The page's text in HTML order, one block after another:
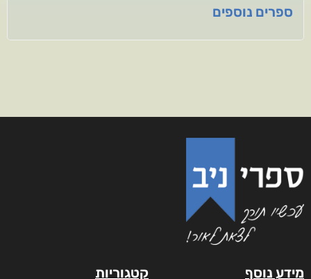
ספרים נוספים
מידע נוסף קטגוריות